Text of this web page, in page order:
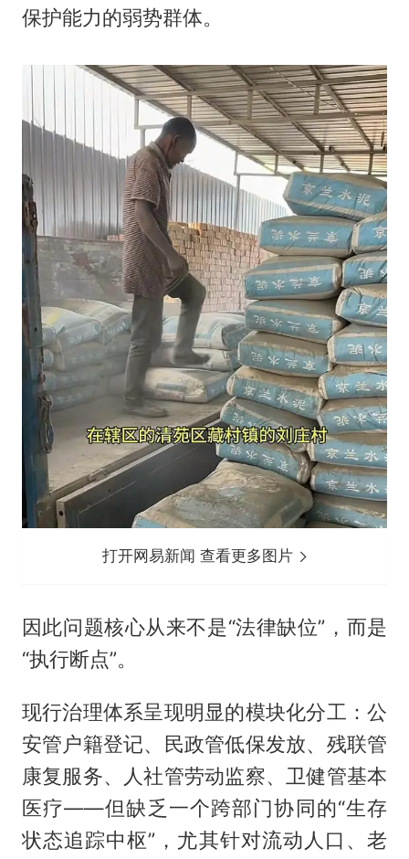
保护能力的弱势群体。
打开网易新闻 查看更多图片
因此问题核心从来不是“法律缺位”，而是
“执行断点”。
现行治理体系呈现明显的模块化分工：公
安管户籍登记、民政管低保发放、残联管
康复服务、人社管劳动监察、卫健管基本
医疗——但缺乏一个跨部门协同的“生存
状态追踪中枢”，尤其针对流动人口、老